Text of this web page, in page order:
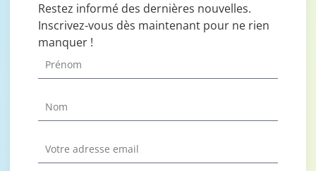
Restez informé des dernières nouvelles.
Inscrivez-vous dès maintenant pour ne rien
manquer !